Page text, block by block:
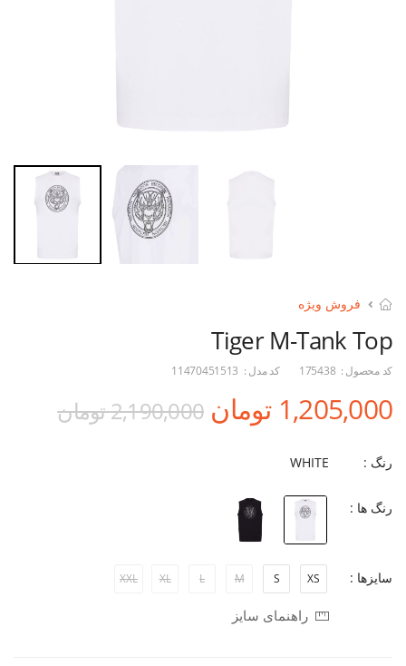
فروش ویژه
Tiger M-Tank Top
کد محصول : 175438 کد مدل : 11470451513
1,205,000 تومان 2,190,000 تومان
رنگ : WHITE
رنگ ها :
سایزها : XS
S
M
L
XL
XXL
راهنمای سایز